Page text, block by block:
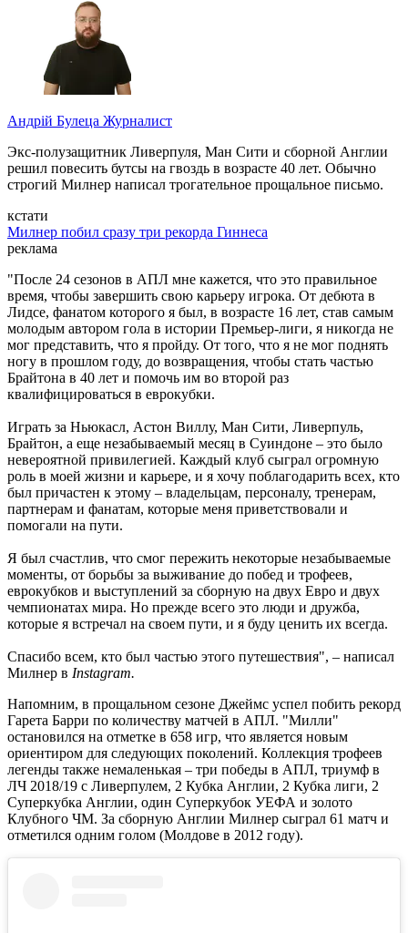
Андрій Булеца Журналист
Экс-полузащитник Ливерпуля, Ман Сити и сборной Англии
решил повесить бутсы на гвоздь в возрасте 40 лет. Обычно
строгий Милнер написал трогательное прощальное письмо.
кстати
Милнер побил сразу три рекорда Гиннеса
реклама
"После 24 сезонов в АПЛ мне кажется, что это правильное
время, чтобы завершить свою карьеру игрока. От дебюта в
Лидсе, фанатом которого я был, в возрасте 16 лет, став самым
молодым автором гола в истории Премьер-лиги, я никогда не
мог представить, что я пройду. От того, что я не мог поднять
ногу в прошлом году, до возвращения, чтобы стать частью
Брайтона в 40 лет и помочь им во второй раз
квалифицироваться в еврокубки.
Играть за Ньюкасл, Астон Виллу, Ман Сити, Ливерпуль,
Брайтон, а еще незабываемый месяц в Суиндоне – это было
невероятной привилегией. Каждый клуб сыграл огромную
роль в моей жизни и карьере, и я хочу поблагодарить всех, кто
был причастен к этому – владельцам, персоналу, тренерам,
партнерам и фанатам, которые меня приветствовали и
помогали на пути.
Я был счастлив, что смог пережить некоторые незабываемые
моменты, от борьбы за выживание до побед и трофеев,
еврокубков и выступлений за сборную на двух Евро и двух
чемпионатах мира. Но прежде всего это люди и дружба,
которые я встречал на своем пути, и я буду ценить их всегда.
Спасибо всем, кто был частью этого путешествия", – написал
Милнер в Instagram.
Напомним, в прощальном сезоне Джеймс успел побить рекорд
Гарета Барри по количеству матчей в АПЛ. "Милли"
остановился на отметке в 658 игр, что является новым
ориентиром для следующих поколений. Коллекция трофеев
легенды также немаленькая – три победы в АПЛ, триумф в
ЛЧ 2018/19 с Ливерпулем, 2 Кубка Англии, 2 Кубка лиги, 2
Суперкубка Англии, один Суперкубок УЕФА и золото
Клубного ЧМ. За сборную Англии Милнер сыграл 61 матч и
отметился одним голом (Молдове в 2012 году).